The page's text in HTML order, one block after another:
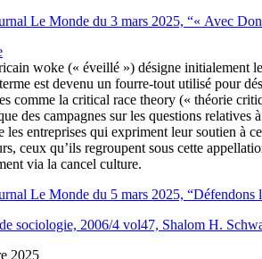
Le Monde du 3 mars 2025, “« Avec
woke (« éveillé ») désigne initialement
est devenu un fourre-tout utilisé pour
comme la critical race theory (« théorie
des campagnes sur les questions
les entreprises qui expriment leur soutien à
ceux qu’ils regroupent sous cette
via la cancel culture.
Le Monde du 5 mars 2025, “Défendons
sociologie, 2006/4 vol47, Shalom H.
2025